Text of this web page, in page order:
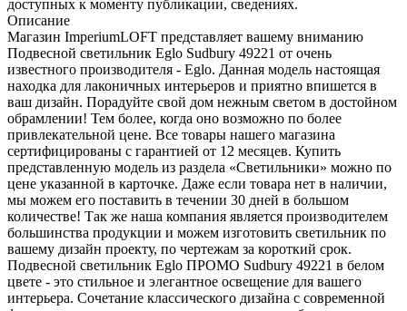
доступных к моменту публикации, сведениях.
Описание
Магазин ImperiumLOFT представляет вашему вниманию
Подвесной светильник Eglo Sudbury 49221 от очень
известного производителя - Eglo. Данная модель настоящая
находка для лаконичных интерьеров и приятно впишется в
ваш дизайн. Порадуйте свой дом нежным светом в достойном
обрамлении! Тем более, когда оно возможно по более
привлекательной цене. Все товары нашего магазина
сертифицированы с гарантией от 12 месяцев. Купить
представленную модель из раздела «Светильники» можно по
цене указанной в карточке. Даже если товара нет в наличии,
мы можем его поставить в течении 30 дней в большом
количестве! Так же наша компания является производителем
большинства продукции и можем изготовить светильник по
вашему дизайн проекту, по чертежам за короткий срок.
Подвесной светильник Eglo ПРОМО Sudbury 49221 в белом
цвете - это стильное и элегантное освещение для вашего
интерьера. Сочетание классического дизайна с современной